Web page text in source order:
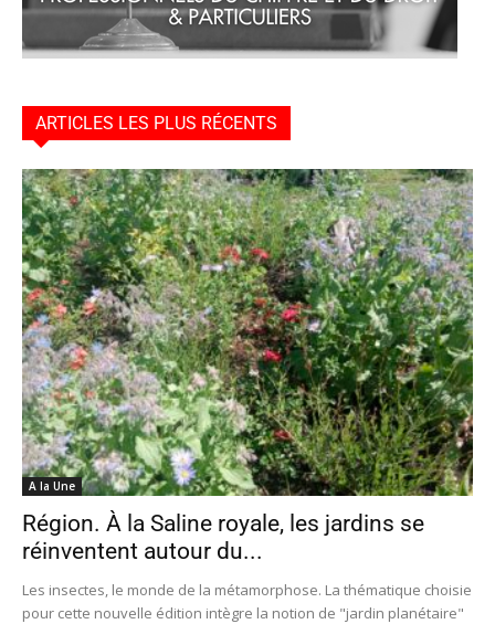
ARTICLES LES PLUS RÉCENTS
A la Une
Région. À la Saline royale, les jardins se
réinventent autour du...
Les insectes, le monde de la métamorphose. La thématique choisie
pour cette nouvelle édition intègre la notion de "jardin planétaire"